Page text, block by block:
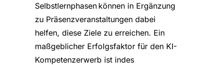
Selbstlernphasen können in Ergänzung
zu Präsenzveranstaltungen dabei
helfen, diese Ziele zu erreichen. Ein
maßgeblicher Erfolgsfaktor für den KI-
Kompetenzerwerb ist indes